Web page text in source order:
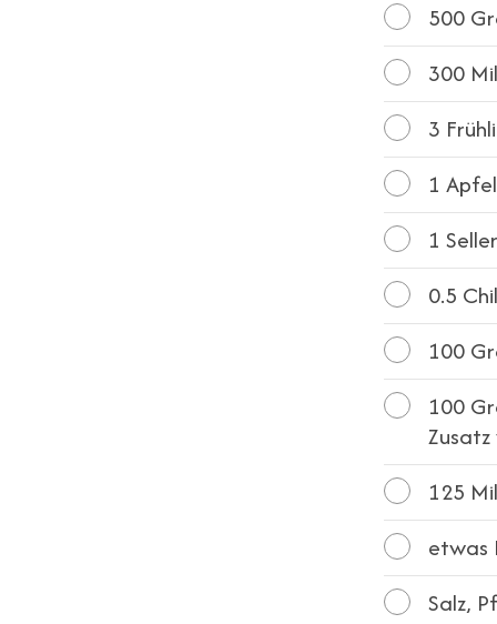
500
300
3
1 Apfel
1
0.5
100
100
125
etwas
Salz,